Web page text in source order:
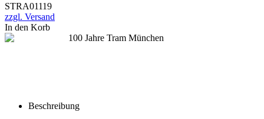
STRA01119
zzgl. Versand
In den Korb
Beschreibung